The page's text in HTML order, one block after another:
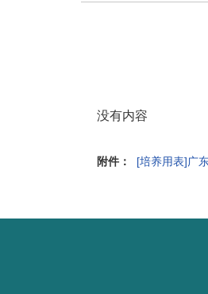
没有内容
附件： [培养用表]广